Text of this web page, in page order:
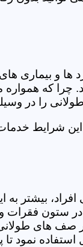
درد ها و
که
را در
شرایط
بیشتر
ستون فقرات
صف های
نمود